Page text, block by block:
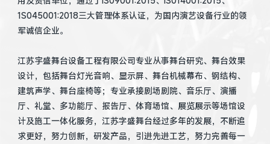
1S045001:2018三大管理体系认证，为国内演艺设备行业的领
军诚信企业。
江苏宇盛舞台设备工程有限公司专业从事舞台研究、舞台效果
设计，包括舞台灯光音响、显示屏、舞台机械幕布、钢结构、
建筑声学、舞台座椅等；专业承接剧场剧院、音乐厅、演播
厅、礼堂、多功能厅、报告厅、体育场馆、展览展示等场馆设
计及施工一体化服务，江苏字盛舞台经过多年的发展，不断追
求更好，努力创新，研发产品，引进先进工艺，努力完善每一